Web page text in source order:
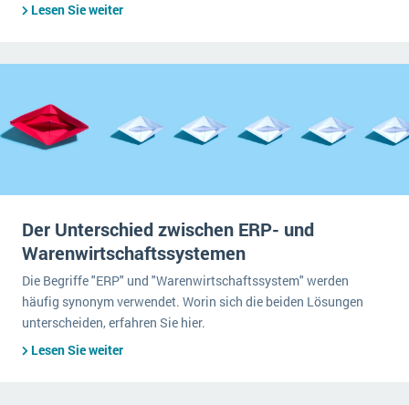
Lesen Sie weiter
Der Unterschied zwischen ERP- und
Warenwirtschaftssystemen
Die Begriffe "ERP" und "Warenwirtschaftssystem" werden
häufig synonym verwendet. Worin sich die beiden Lösungen
unterscheiden, erfahren Sie hier.
Lesen Sie weiter